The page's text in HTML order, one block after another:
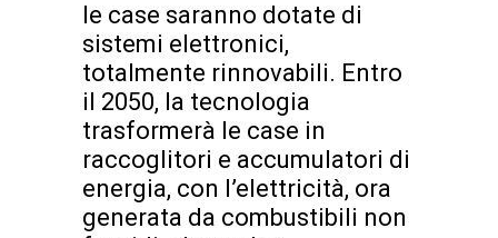
le case saranno dotate di
sistemi elettronici,
totalmente rinnovabili. Entro
il 2050, la tecnologia
trasformerà le case in
raccoglitori e accumulatori di
energia, con l’elettricità, ora
generata da combustibili non